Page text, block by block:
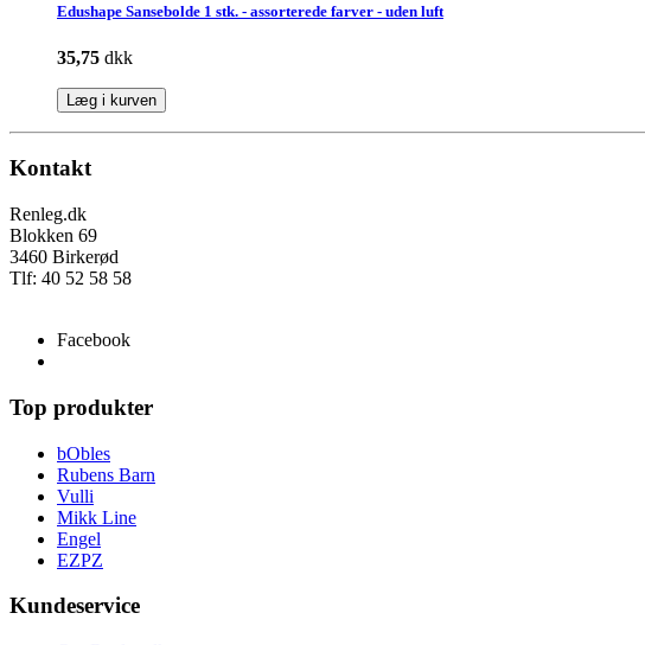
Edushape Sansebolde 1 stk. - assorterede farver - uden luft
35,75 dkk
Læg i kurven
Kontakt
Renleg.dk
Blokken 69
3460 Birkerød
Tlf: 40 52 58 58
Facebook
Top produkter
bObles
Rubens Barn
Vulli
Mikk Line
Engel
EZPZ
Kundeservice